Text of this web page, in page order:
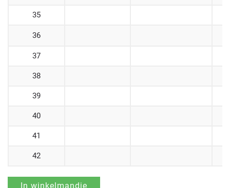
35
36
37
38
39
40
41
42